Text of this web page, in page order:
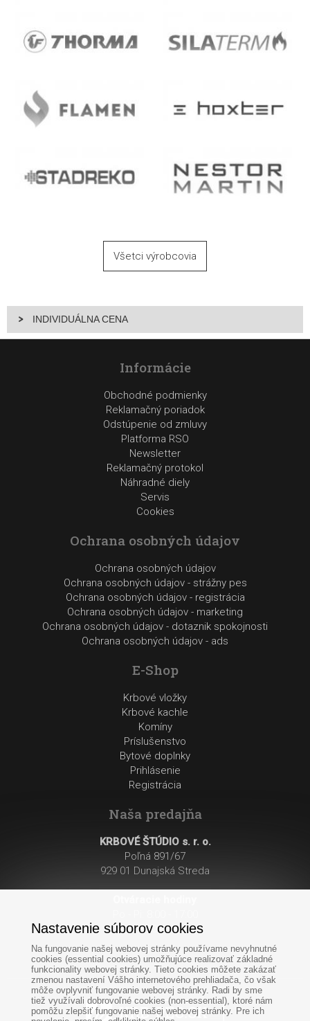
Všetci výrobcovia
INDIVIDUÁLNA CENA
Informácie
Obchodné podmienky
Reklamačný poriadok
Odstúpenie od zmluvy
Platforma RSO
Newsletter
Reklamačný protokol
Náhradné diely
Servis
Cookies
Ochrana osobných údajov
Ochrana osobných údajov
Ochrana osobných údajov - strážny pes
Ochrana osobných údajov - registrácia
Ochrana osobných údajov - marketing
Ochrana osobných údajov - dotaznik spokojnosti
Ochrana osobných údajov - ads
E-Shop
Krbové vložky
Krbové kachle
Komíny
Príslušenstvo
Bytové doplnky
Prihlásenie
Registrácia
Naša predajňa
KRBOVÉ ŠTÚDIO s. r. o.
Poľná 891/67
929 01 Dunajská Streda
So: 8:00 - 12:00
Nastavenie súborov cookies
Na fungovanie našej webovej stránky používame nevyhnutné
cookies (essential cookies) umožňujúce realizovať základné
funkcionality webovej stránky. Tieto cookies môžete zakázať
zmenou nastavení Vášho internetového prehliadača, čo však
môže ovplyvniť fungovanie webovej stránky. Radi by sme
tiež využívali dobrovoľné cookies (non-essential), ktoré nám
pomôžu zlepšiť fungovanie našej webovej stránky. Pre ich